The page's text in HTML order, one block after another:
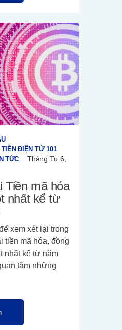
ĐIỆN TỬ 101
TỨC
Tháng Tư 6,
Tiền mã hóa
nhất kể từ
xem xét lại trong
tiền mã hóa, đồng
nhất kể từ năm
tâm những